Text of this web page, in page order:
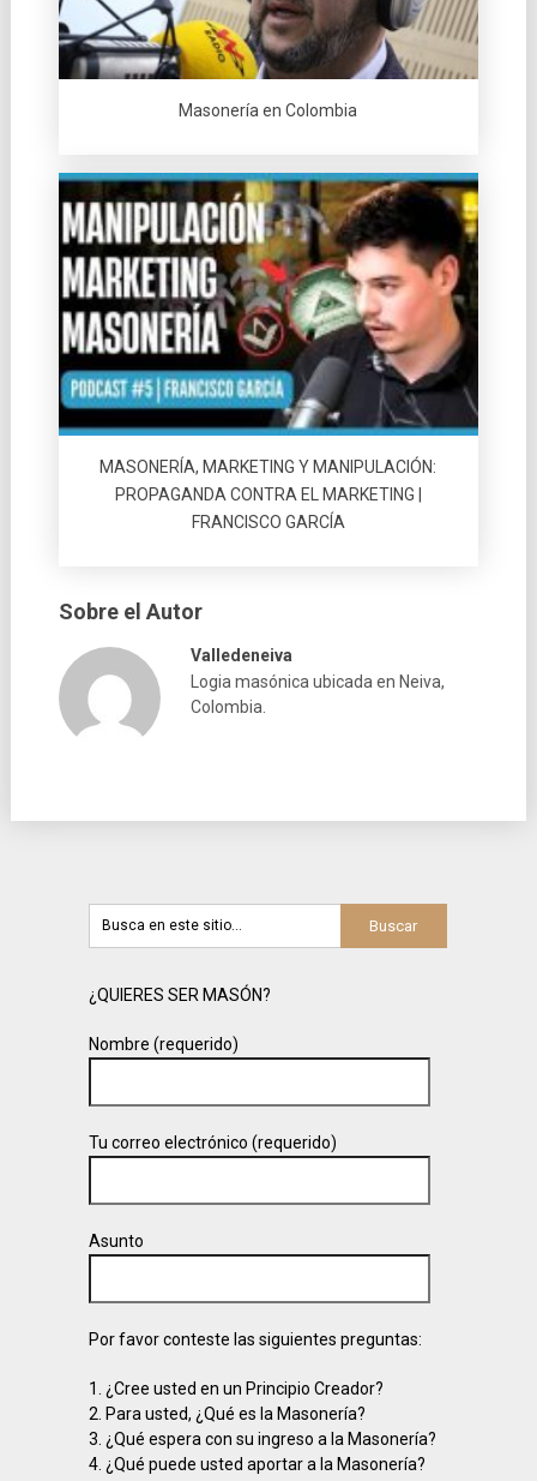
Masonería en Colombia
MASONERÍA, MARKETING Y MANIPULACIÓN:
PROPAGANDA CONTRA EL MARKETING |
FRANCISCO GARCÍA
Sobre el Autor
Valledeneiva
Logia masónica ubicada en Neiva,
Colombia.
¿QUIERES SER MASÓN?
Nombre (requerido)
Tu correo electrónico (requerido)
Asunto
Por favor conteste las siguientes preguntas:
1. ¿Cree usted en un Principio Creador?
2. Para usted, ¿Qué es la Masonería?
3. ¿Qué espera con su ingreso a la Masonería?
4. ¿Qué puede usted aportar a la Masonería?